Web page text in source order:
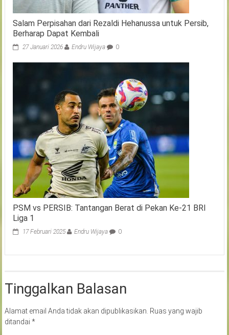
Salam Perpisahan dari Rezaldi Hehanussa untuk Persib,
Berharap Dapat Kembali
27 Januari 2026 Endru Wijaya 0
PSM vs PERSIB: Tantangan Berat di Pekan Ke-21 BRI
Liga 1
17 Februari 2025 Endru Wijaya 0
Tinggalkan Balasan
Alamat email Anda tidak akan dipublikasikan. Ruas yang wajib
ditandai *